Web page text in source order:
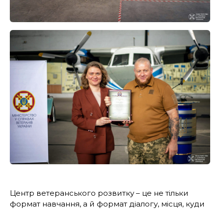
Центр ветеранського розвитку – це не тільки
формат навчання, а й формат діалогу, місця, куди